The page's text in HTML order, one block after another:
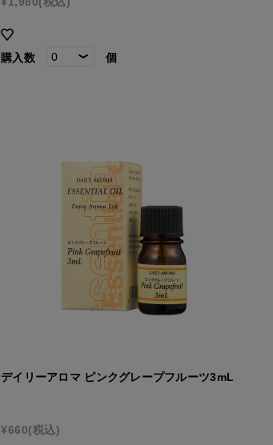
購入数 個
デイリーアロマ ピンクグレープフルーツ3mL
¥660(税込)